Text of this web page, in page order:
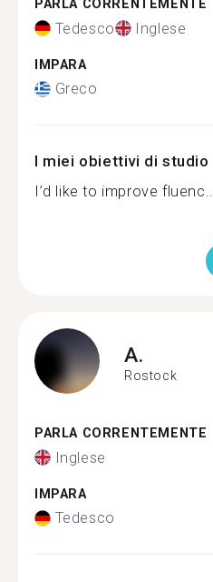
PARLA CORRENTEMENTE
Tedesco Inglese
IMPARA
Greco
I miei obiettivi di studio
I’d like to improve
A.
Rostock
PARLA CORRENTEMENTE
Inglese
IMPARA
Tedesco